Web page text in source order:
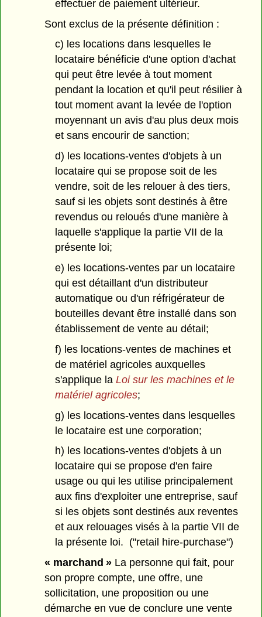
effectuer de paiement ultérieur.
Sont exclus de la présente définition :
c) les locations dans lesquelles le
locataire bénéficie d'une option d'achat
qui peut être levée à tout moment
pendant la location et qu'il peut résilier à
tout moment avant la levée de l'option
moyennant un avis d'au plus deux mois
et sans encourir de sanction;
d) les locations-ventes d'objets à un
locataire qui se propose soit de les
vendre, soit de les relouer à des tiers,
sauf si les objets sont destinés à être
revendus ou reloués d'une manière à
laquelle s'applique la partie VII de la
présente loi;
e) les locations-ventes par un locataire
qui est détaillant d'un distributeur
automatique ou d'un réfrigérateur de
bouteilles devant être installé dans son
établissement de vente au détail;
f) les locations-ventes de machines et
de matériel agricoles auxquelles
s'applique la Loi sur les machines et le
matériel agricoles;
g) les locations-ventes dans lesquelles
le locataire est une corporation;
h) les locations-ventes d'objets à un
locataire qui se propose d'en faire
usage ou qui les utilise principalement
aux fins d'exploiter une entreprise, sauf
si les objets sont destinés aux reventes
et aux relouages visés à la partie VII de
la présente loi. ("retail hire-purchase")
« marchand » La personne qui fait, pour
son propre compte, une offre, une
sollicitation, une proposition ou une
démarche en vue de conclure une vente